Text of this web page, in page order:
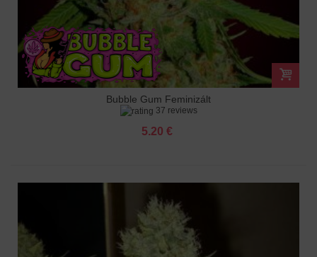
Bubble Gum Feminizált
37 reviews
5.20 €